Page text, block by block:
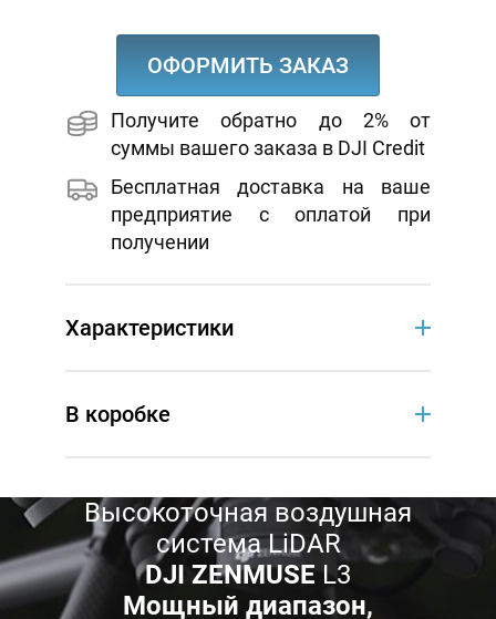
ОФОРМИТЬ ЗАКАЗ
Получите обратно до 2% от
суммы вашего заказа в DJI Credit
Бесплатная доставка на ваше
предприятие с оплатой при
получении
Характеристики
В коробке
Высокоточная воздушная
система LiDAR
DJI ZENMUSE L3
Мощный диапазон,